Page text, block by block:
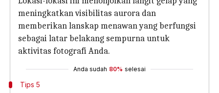
meningkatkan visibilitas aurora dan
memberikan lanskap menawan yang berfungsi
sebagai latar belakang sempurna untuk
aktivitas fotografi Anda.
Anda sudah 80% selesai
Tips 5